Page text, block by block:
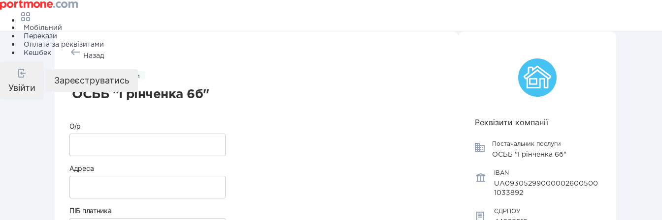
Мобільний
Перекази
Оплата за реквізитами
Кешбек
Увійти
Зареєструватись
Назад
Комунальні послуги
ОСББ "Грінченка 6б"
О/р
Адреса
ПІБ платника
Реквізити компанії
Постачальник послуги
ОСББ "Грінченка 6б"
IBAN
UA09305299000002600500
1033892
ЄДРПОУ